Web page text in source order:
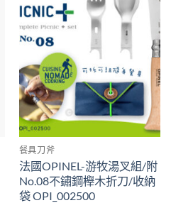
餐具刀斧
法國OPINEL-游牧湯叉組/附
No.08不鏽鋼櫸木折刀/收納
袋 OPI_002500